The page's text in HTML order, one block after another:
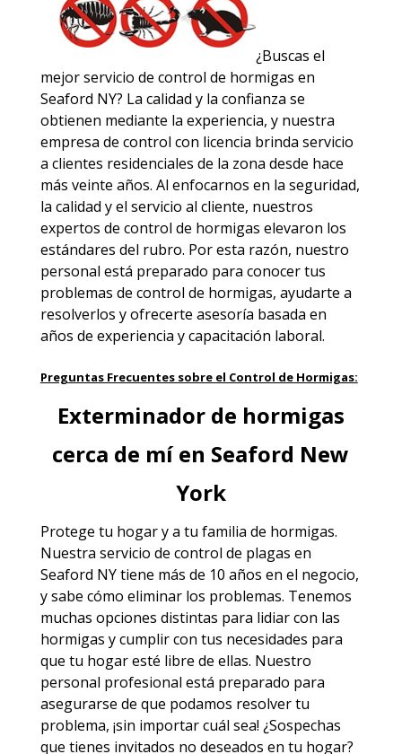
¿Buscas el
mejor servicio de control de hormigas en
Seaford NY? La calidad y la confianza se
obtienen mediante la experiencia, y nuestra
empresa de control con licencia brinda servicio
a clientes residenciales de la zona desde hace
más veinte años. Al enfocarnos en la seguridad,
la calidad y el servicio al cliente, nuestros
expertos de control de hormigas elevaron los
estándares del rubro. Por esta razón, nuestro
personal está preparado para conocer tus
problemas de control de hormigas, ayudarte a
resolverlos y ofrecerte asesoría basada en
años de experiencia y capacitación laboral.
Preguntas Frecuentes sobre el Control de Hormigas:
Exterminador de hormigas
cerca de mí en Seaford New
York
Protege tu hogar y a tu familia de hormigas.
Nuestra servicio de control de plagas en
Seaford NYtiene más de 10 años en el negocio,
y sabe cómo eliminar los problemas. Tenemos
muchas opciones distintas para lidiar con las
hormigas y cumplir con tus necesidades para
que tu hogar esté libre de ellas. Nuestro
personal profesional está preparado para
asegurarse de que podamos resolver tu
problema, ¡sin importar cuál sea! ¿Sospechas
que tienes invitados no deseados en tu hogar?